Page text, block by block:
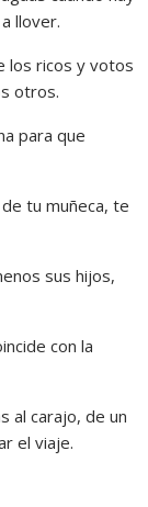
llover.
los ricos y votos
otros.
para que
tu muñeca, te
sus hijos,
con la
al carajo, de un
el viaje.